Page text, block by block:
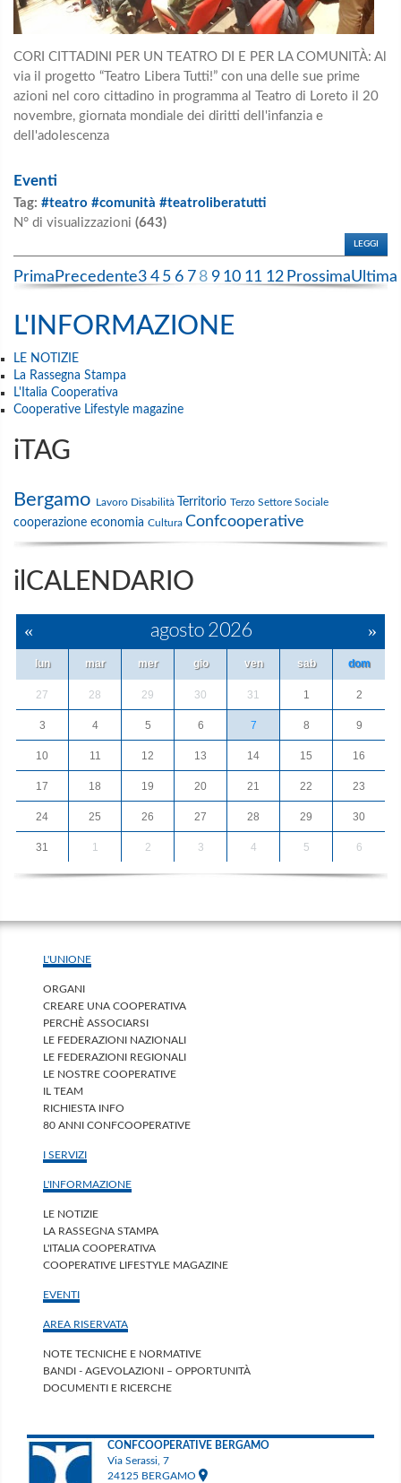
CORI CITTADINI PER UN TEATRO DI E PER LA COMUNITÀ: Al
via il progetto “Teatro Libera Tutti!” con una delle sue prime
azioni nel coro cittadino in programma al Teatro di Loreto il 20
novembre, giornata mondiale dei diritti dell'infanzia e
dell'adolescenza
Eventi
Tag: #teatro #comunità #teatroliberatutti
N° di visualizzazioni (643)
LEGGI
Prima Precedente3 4 5 6 7 8 9 10 11 12 ProssimaUltima
L'INFORMAZIONE
LE NOTIZIE
La Rassegna Stampa
L'Italia Cooperativa
Cooperative Lifestyle magazine
iTAG
Bergamo Lavoro Disabilità Territorio Terzo Settore Sociale
cooperazione economia Cultura Confcooperative
ilCALENDARIO
« agosto 2026 »
lun mar mer gio ven sab dom
27 28 29 30 31 1 2
3 4 5 6 7 8 9
10 11 12 13 14 15 16
17 18 19 20 21 22 23
24 25 26 27 28 29 30
31 1 2 3 4 5 6
L'UNIONE
ORGANI
CREARE UNA COOPERATIVA
PERCHÈ ASSOCIARSI
LE FEDERAZIONI NAZIONALI
LE FEDERAZIONI REGIONALI
LE NOSTRE COOPERATIVE
IL TEAM
RICHIESTA INFO
80 ANNI CONFCOOPERATIVE
I SERVIZI
L'INFORMAZIONE
LE NOTIZIE
LA RASSEGNA STAMPA
L'ITALIA COOPERATIVA
COOPERATIVE LIFESTYLE MAGAZINE
EVENTI
AREA RISERVATA
NOTE TECNICHE E NORMATIVE
BANDI - AGEVOLAZIONI – OPPORTUNITÀ
DOCUMENTI E RICERCHE
CONFCOOPERATIVE BERGAMO
Via Serassi, 7
24125 BERGAMO